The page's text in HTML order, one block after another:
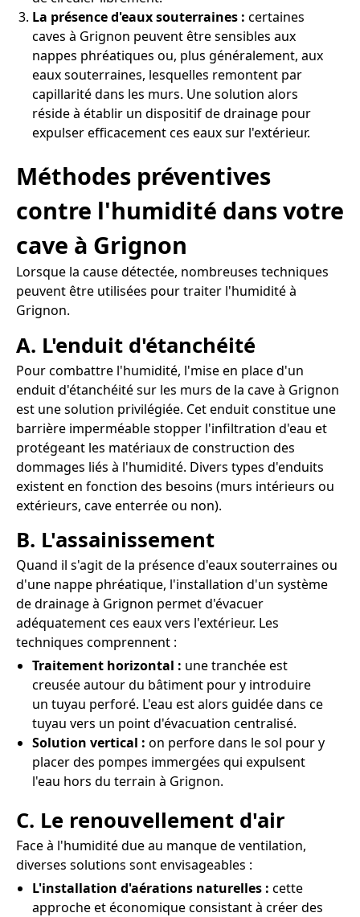
La présence d'eaux souterraines : certaines
caves à Grignon peuvent être sensibles aux
nappes phréatiques ou, plus généralement, aux
eaux souterraines, lesquelles remontent par
capillarité dans les murs. Une solution alors
réside à établir un dispositif de drainage pour
expulser efficacement ces eaux sur l'extérieur.
Méthodes préventives
contre l'humidité dans votre
cave à Grignon
Lorsque la cause détectée, nombreuses techniques
peuvent être utilisées pour traiter l'humidité à
Grignon.
A. L'enduit d'étanchéité
Pour combattre l'humidité, l'mise en place d'un
enduit d'étanchéité sur les murs de la cave à Grignon
est une solution privilégiée. Cet enduit constitue une
barrière imperméable stopper l'infiltration d'eau et
protégeant les matériaux de construction des
dommages liés à l'humidité. Divers types d'enduits
existent en fonction des besoins (murs intérieurs ou
extérieurs, cave enterrée ou non).
B. L'assainissement
Quand il s'agit de la présence d'eaux souterraines ou
d'une nappe phréatique, l'installation d'un système
de drainage à Grignon permet d'évacuer
adéquatement ces eaux vers l'extérieur. Les
techniques comprennent :
Traitement horizontal : une tranchée est
creusée autour du bâtiment pour y introduire
un tuyau perforé. L'eau est alors guidée dans ce
tuyau vers un point d'évacuation centralisé.
Solution vertical : on perfore dans le sol pour y
placer des pompes immergées qui expulsent
l'eau hors du terrain à Grignon.
C. Le renouvellement d'air
Face à l'humidité due au manque de ventilation,
diverses solutions sont envisageables :
L'installation d'aérations naturelles : cette
approche et économique consistant à créer des